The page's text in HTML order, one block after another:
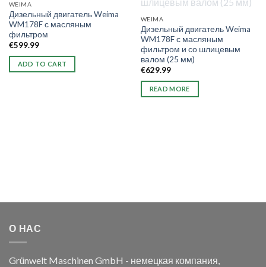
WEIMA
Дизельный двигатель Weima
WM178F с масляным
фильтром
€599.99
ADD TO CART
WEIMA
Дизельный двигатель Weima
WM178F с масляным
фильтром и со шлицевым
валом (25 мм)
€629.99
READ MORE
О НАС
Grünwelt Maschinen GmbH - немецкая компания,